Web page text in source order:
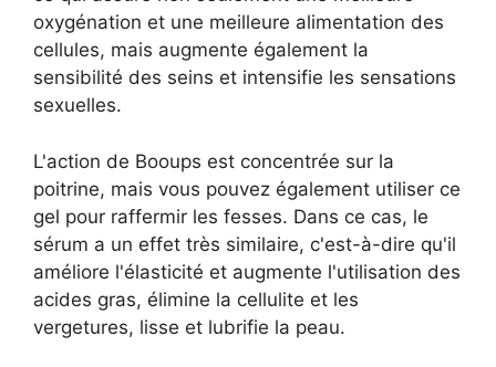
oxygénation et une meilleure alimentation des
cellules, mais augmente également la
sensibilité des seins et intensifie les sensations
sexuelles.
L'action de Booups est concentrée sur la
poitrine, mais vous pouvez également utiliser ce
gel pour raffermir les fesses. Dans ce cas, le
sérum a un effet très similaire, c'est-à-dire qu'il
améliore l'élasticité et augmente l'utilisation des
acides gras, élimine la cellulite et les
vergetures, lisse et lubrifie la peau.